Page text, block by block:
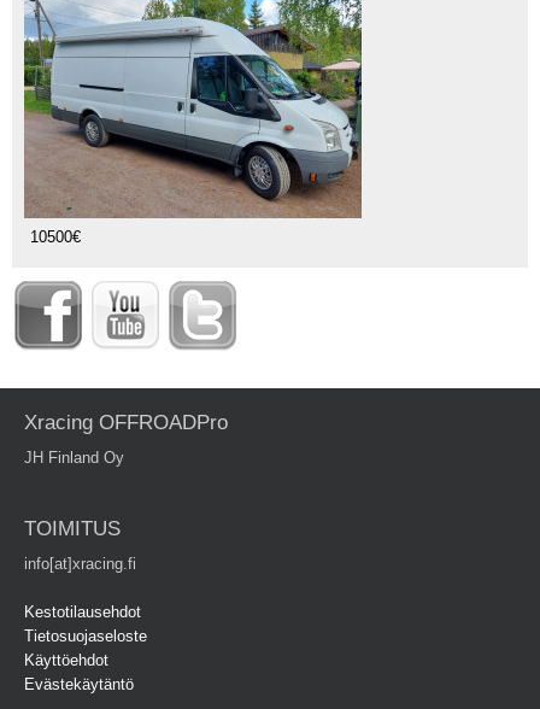
10500€
Xracing OFFROADPro
JH Finland Oy
TOIMITUS
info[at]xracing.fi
Kestotilausehdot
Tietosuojaseloste
Käyttöehdot
Evästekäytäntö